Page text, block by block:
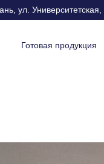
ул.
Готовая продукция